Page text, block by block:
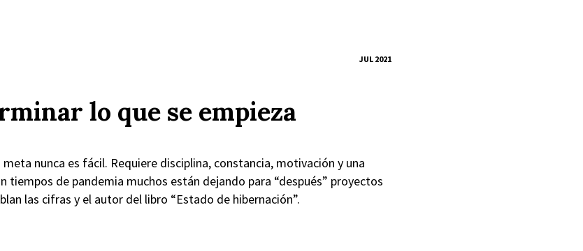
JUL 2021
lo que se empieza
nunca es fácil. Requiere disciplina, constancia, motivación y una
tiempos de pandemia muchos están dejando para “después” proyectos
las cifras y el autor del libro “Estado de hibernación”.